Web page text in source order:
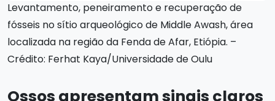
Levantamento, peneiramento e recuperação de
fósseis no sítio arqueológico de Middle Awash, área
localizada na região da Fenda de Afar, Etiópia. –
Crédito: Ferhat Kaya/Universidade de Oulu
Ossos apresentam sinais claros